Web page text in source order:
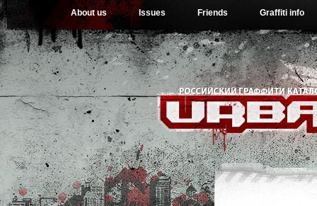
About us Issues Friends Graffiti info